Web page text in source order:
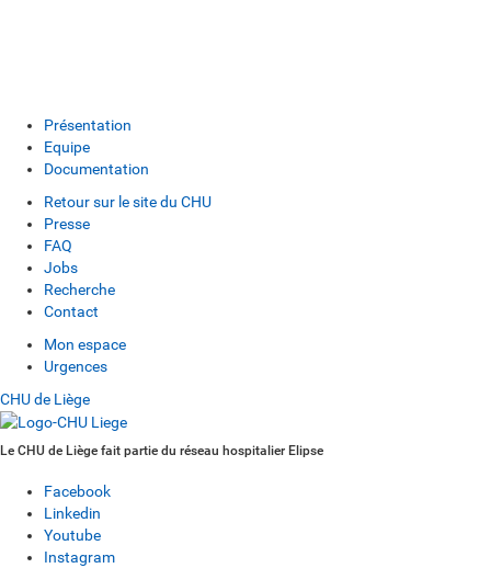
Présentation
Equipe
Documentation
Retour sur le site du CHU
Presse
FAQ
Jobs
Recherche
Contact
Mon espace
Urgences
CHU de Liège
Le CHU de Liège fait partie du réseau hospitalier Elipse
Facebook
Linkedin
Youtube
Instagram